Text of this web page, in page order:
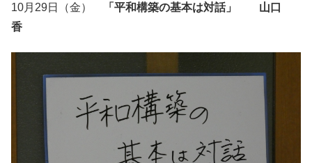
10月29日（金）
「平和構築の基本は対話」 山口
香